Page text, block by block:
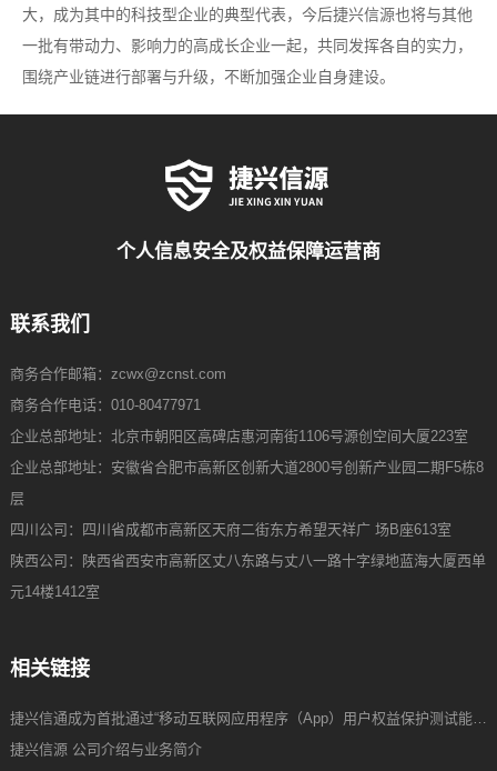
大，成为其中的科技型企业的典型代表，今后捷兴信源也将与其他
一批有带动力、影响力的高成长企业一起，共同发挥各自的实力，
围绕产业链进行部署与升级，不断加强企业自身建设。
个人信息安全及权益保障运营商
联系我们
商务合作邮箱：zcwx@zcnst.com
商务合作电话：010-80477971
企业总部地址：北京市朝阳区高碑店惠河南街1106号源创空间大厦223室
企业总部地址：安徽省合肥市高新区创新大道2800号创新产业园二期F5栋8
层
四川公司：四川省成都市高新区天府二街东方希望天祥广 场B座613室
陕西公司：陕西省西安市高新区丈八东路与丈八一路十字绿地蓝海大厦西单
元14楼1412室
相关链接
捷兴信通成为首批通过“移动互联网应用程序（App）用户权益保护测试能力”验证企业
捷兴信源 公司介绍与业务简介